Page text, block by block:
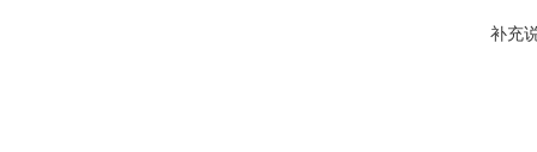
补充